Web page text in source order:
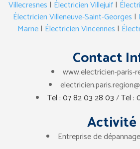
Villecresnes | Électricien Villejuif|
Électricien Villeneuve-Saint-Georges |
Marne| Électricien Vincennes |
Contact
www.electricien-paris-
Tel : 07 82 03 28 03/Tel :
Activité
Entreprise de